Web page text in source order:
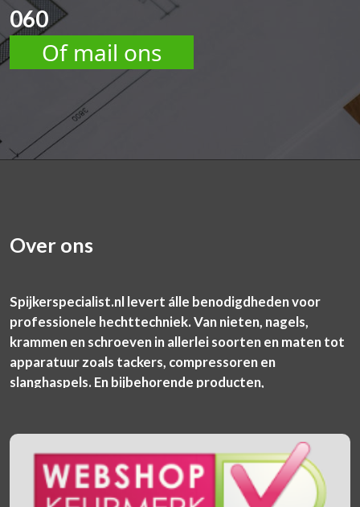
060
Of mail ons
Over ons
Spijkerspecialist.nl levert álle benodigdheden voor
professionele hechttechniek. Van nieten, nagels,
krammen en schroeven in allerlei soorten en maten tot
apparatuur zoals tackers, compressoren en
slanghaspels. En bijbehorende producten,